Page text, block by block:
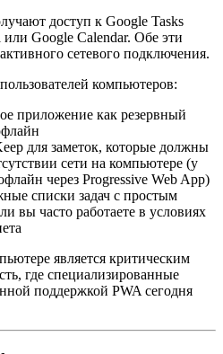
доступ к Google Tasks
Google Calendar. Обе эти
сетевого подключения.
компьютеров:
приложение как резервный
для заметок, которые должны
сети на компьютере (у
через Progressive Web App)
списки задач с простым
вы часто работаете в условиях
является критическим
где специализированные
поддержкой PWA сегодня